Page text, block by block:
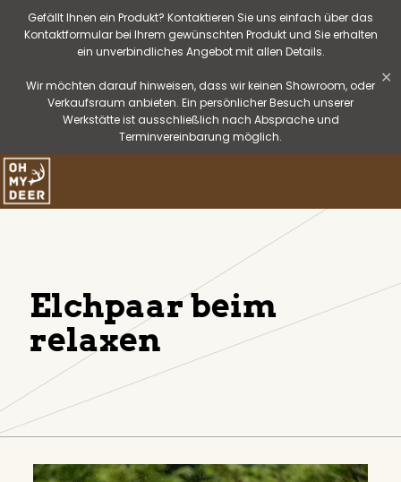
Gefällt Ihnen ein Produkt? Kontaktieren Sie uns einfach über das
Kontaktformular bei Ihrem gewünschten Produkt und Sie erhalten
ein unverbindliches Angebot mit allen Details.
Wir möchten darauf hinweisen, dass wir keinen Showroom, oder
Verkaufsraum anbieten. Ein persönlicher Besuch unserer
Werkstätte ist ausschließlich nach Absprache und
Terminvereinbarung möglich.
✕
Elchpaar beim
relaxen